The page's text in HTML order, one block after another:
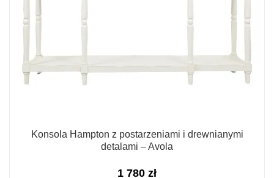
Konsola Hampton z postarzeniami i drewnianymi
detalami – Avola
1 780 zł